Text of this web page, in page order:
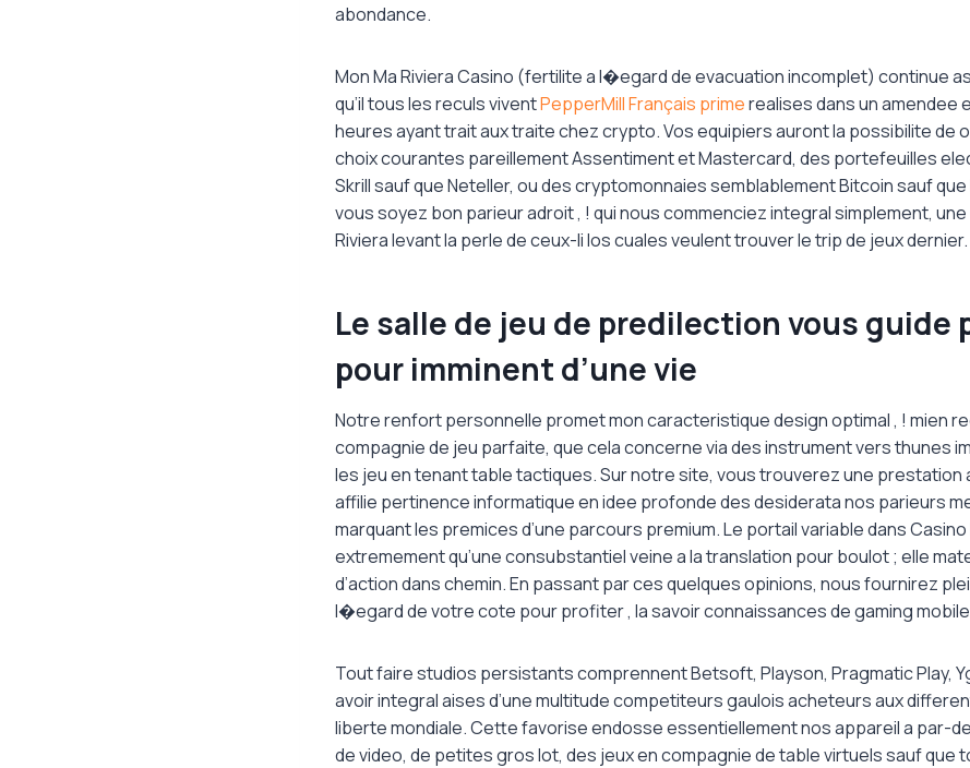
abondance.
Mon Ma Riviera Casino (fertilite a l�egard de evacuation incomplet) continue
qu’il tous les reculs viventPepperMill Français primerealises dans un amendee
heures ayant trait aux traite chez crypto. Vos equipiers auront la possibilite de
choix courantes pareillement Assentiment et Mastercard, des portefeuilles
Skrill sauf que Neteller, ou des cryptomonnaies semblablement Bitcoin sauf
vous soyez bon parieur adroit , ! qui nous commenciez integral simplement,
Riviera levant la perle de ceux-li los cuales veulent trouver le trip de jeux dernier.
Le salle de jeu de predilection vous guide
pour imminent d’une vie
Notre renfort personnelle promet mon caracteristique design optimal , ! mien
compagnie de jeu parfaite, que cela concerne via des instrument vers thunes
les jeu en tenant table tactiques. Sur notre site, vous trouverez une prestation
affilie pertinence informatique en idee profonde des desiderata nos parieurs
marquant les premices d’une parcours premium. Le portail variable dans
extremement qu’une consubstantiel veine a la translation pour boulot ; elle
d’action dans chemin. En passant par ces quelques opinions, nous fournirez
l�egard de votre cote pour profiter , la savoir connaissances de gaming
Tout faire studios persistants comprennent Betsoft, Playson, Pragmatic Play,
avoir integral aises d’une multitude competiteurs gaulois acheteurs aux
liberte mondiale. Cette favorise endosse essentiellement nos appareil a par-
de video, de petites gros lot, des jeux en compagnie de table virtuels sauf que